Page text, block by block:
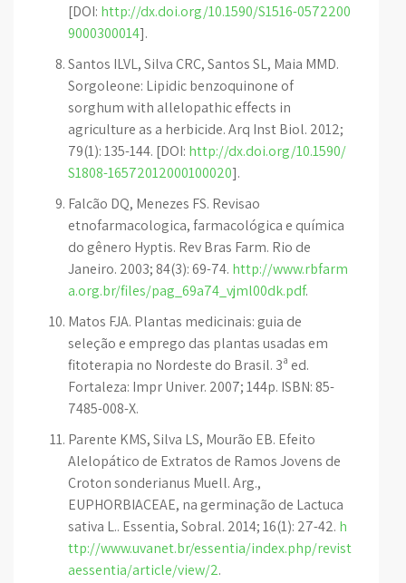
[DOI: http://dx.doi.org/10.1590/S1516-0572200
9000300014].
Santos ILVL, Silva CRC, Santos SL, Maia MMD.
Sorgoleone: Lipidic benzoquinone of
sorghum with allelopathic effects in
agriculture as a herbicide. Arq Inst Biol. 2012;
79(1): 135-144. [DOI: http://dx.doi.org/10.1590/
S1808-16572012000100020].
Falcão DQ, Menezes FS. Revisao
etnofarmacologica, farmacológica e química
do gênero Hyptis. Rev Bras Farm. Rio de
Janeiro. 2003; 84(3): 69-74. http://www.rbfarm
a.org.br/files/pag_69a74_vjml00dk.pdf.
Matos FJA. Plantas medicinais: guia de
seleção e emprego das plantas usadas em
fitoterapia no Nordeste do Brasil. 3ª ed.
Fortaleza: Impr Univer. 2007; 144p. ISBN: 85-
7485-008-X.
Parente KMS, Silva LS, Mourão EB. Efeito
Alelopático de Extratos de Ramos Jovens de
Croton sonderianus Muell. Arg.,
EUPHORBIACEAE, na germinação de Lactuca
sativa L.. Essentia, Sobral. 2014; 16(1): 27-42. h
ttp://www.uvanet.br/essentia/index.php/revist
aessentia/article/view/2.